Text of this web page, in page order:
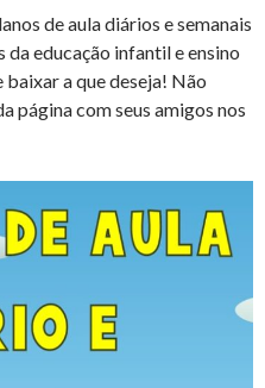
de aula diários e semanais
educação infantil e ensino
a que deseja! Não
página com seus amigos nos